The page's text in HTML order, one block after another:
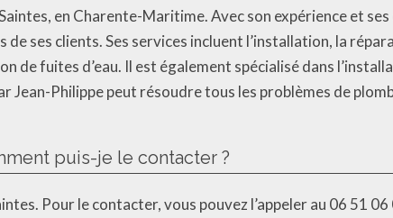
en Charente-Maritime. Avec son expérience et
ses clients. Ses services incluent l’installation, la
de fuites d’eau. Il est également spécialisé dans
Philippe peut résoudre tous les problèmes de
puis-je le contacter ?
Pour le contacter, vous pouvez l’appeler au 06 51